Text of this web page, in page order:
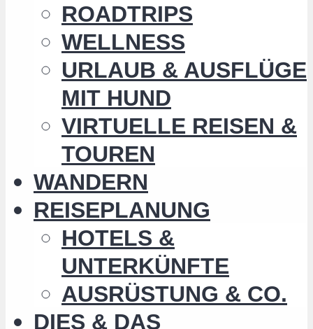
ROADTRIPS
WELLNESS
URLAUB & AUSFLÜGE
MIT HUND
VIRTUELLE REISEN &
TOUREN
WANDERN
REISEPLANUNG
HOTELS &
UNTERKÜNFTE
AUSRÜSTUNG & CO.
DIES & DAS